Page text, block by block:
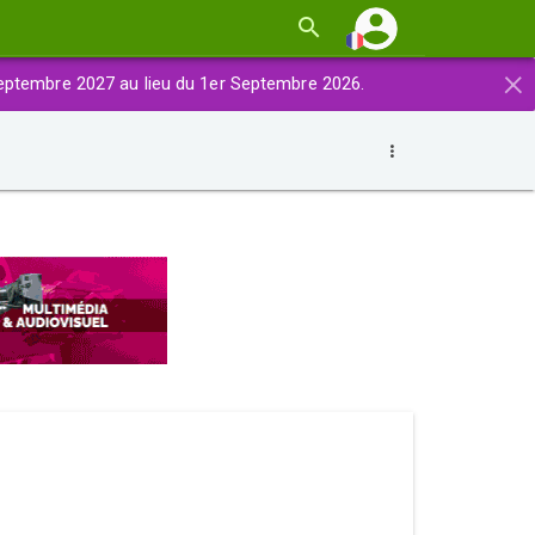
×
2027 au lieu du 1er Septembre 2026.